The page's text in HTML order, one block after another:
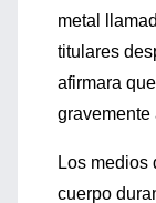
metal
titulares
afirmara
gravemente
Los medios
cuerpo